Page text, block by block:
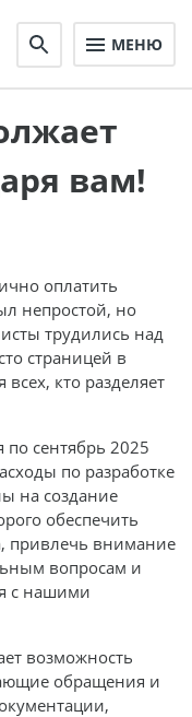
МЕНЮ
вам!
оплатить
непростой, но
трудились над
страницей в
кто разделяет
сентябрь 2025
по разработке
на создание
обеспечить
привлечь внимание
вопросам и
с нашими
возможность
обращения и